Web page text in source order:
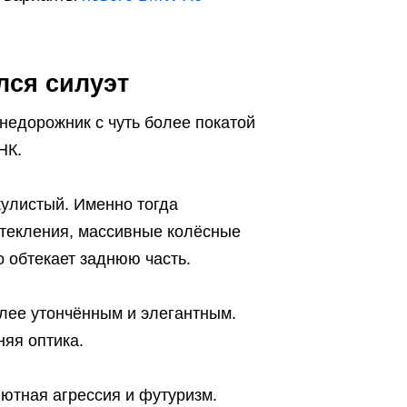
силуэт
с чуть более покатой
Именно тогда
массивные колёсные
заднюю часть.
утончённым и элегантным.
оптика.
агрессия и футуризм.